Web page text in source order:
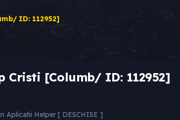
ID: 112952]
Cristi [Columb/ ID: 112952]
Aplicatii Helper [ DESCHISE ]